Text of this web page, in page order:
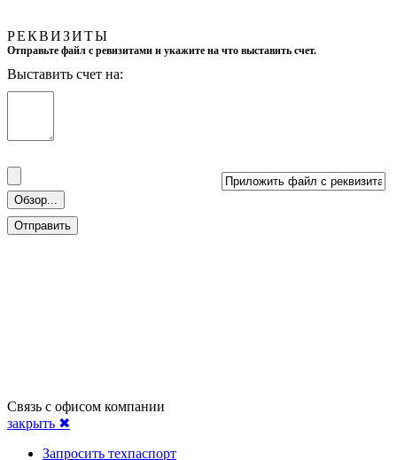
РЕКВИЗИТЫ
Отправьте файл с ревизитами и укажите на что выставить счет.
Выставить счет на:
Связь с офисом компании
закрыть ✖
Запросить техпаспорт